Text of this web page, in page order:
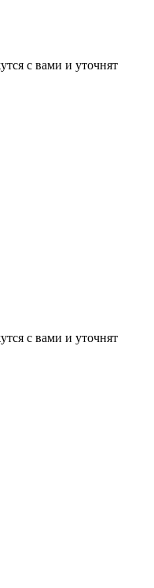
с вами и уточнят
с вами и уточнят